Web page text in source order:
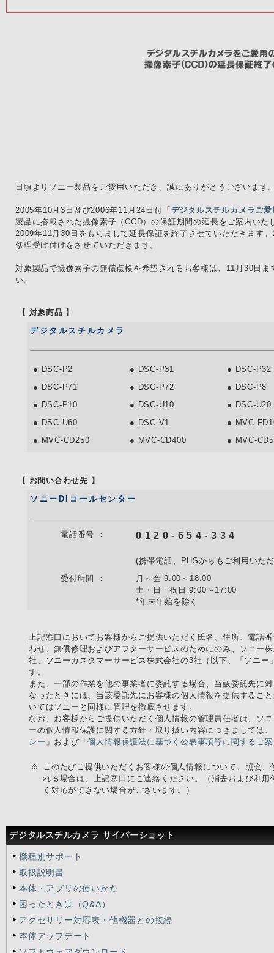
デジタルスチルカメラ サイバーショット
機種別サポート
取扱説明書
本体・アプリの使いかた
困ったときは（Q&A）
アクセサリー対応表・他機器との接続
本体アップデート
日頃よりソニー製品をご愛用いただき、誠にありがとうございます
2005年10月3日及び2006年11月24日付「 デジタルスチルカメラご
製品に搭載された撮像素子（CCD）の保証期間の延長をご案内い
2009年11月30日をもちまして延長保証を終了させていただきます
修理受け付けをさせていただきます。
対象製品で撮像素子の無償点検を希望されるお客様は、11月30日
い。
【 対象商品 】
デジタルスチルカメラ
● DSC-P2 ● DSC-P31
● DSC-P32
● DSC-P71
● DSC-P72
● DSC-P8
● DSC-P10
● DSC-U10
● DSC-U20
● DSC-U60
● DSC-V1
● MVC-
● MVC-CD250
● MVC-CD400 ● MVC-
【 お問い合わせ先 】
ソニーDIコールセンター
電話番号 ： 0 1 2 0 - 6 5 4 - 3 3 4
(携帯電話、PHSからもご利用いた
受付時間 ：
月～金 9:00～18:00
土・日・祝日 9:00～17:00
*年末年始を除く
上記窓口においてお客様からご提供いただく氏名、住所、電話
わせ、無償修理およびアフターサービスのためにのみ、ソニー
社、ソニーカスタマーサービス株式会社の3社（以下、「ソニ
す。
また、一部の作業を他の事業者に委託する場合、当該委託先に
なったときには、当該委託先にお客様の個人情報を提供するこ
いてはソニーと同様に管理を徹底させます。
なお、お客様からご提供いただく個人情報の管理責任者は、ソ
ーの個人情報保護に関する方針・取り扱い内容につきましては
シー 」および「個人情報保護法に基づく公表事項等に関するご
※
このたびご提供いただくお客様の個人情報について、照会
れる場合は、上記窓口にご連絡ください。（消去および利
く対応ができない場合がございます。）